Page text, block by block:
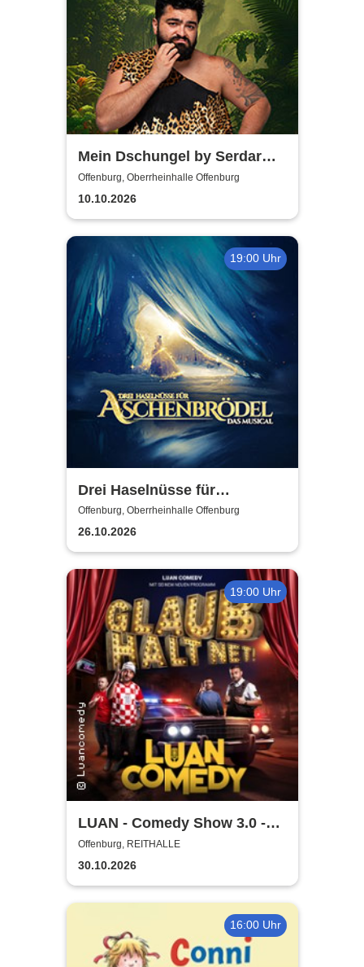
Mein Dschungel by Serdar
Karibik
Offenburg, Oberrheinhalle Offenburg
10.10.2026
19:00 Uhr
Drei Haselnüsse für
Aschenbrödel - Das Musical
Offenburg, Oberrheinhalle Offenburg
26.10.2026
19:00 Uhr
LUAN - Comedy Show 3.0 -
Glaub halt net!
Offenburg, REITHALLE
30.10.2026
16:00 Uhr